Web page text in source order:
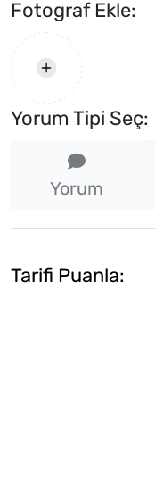
Fotograf Ekle:
Yorum Tipi Seç:
Yorum
Tarifi Puanla: